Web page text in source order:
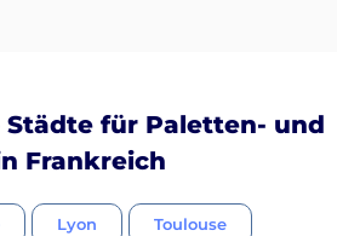
für Paletten- und
Frankreich
Lyon Toulouse